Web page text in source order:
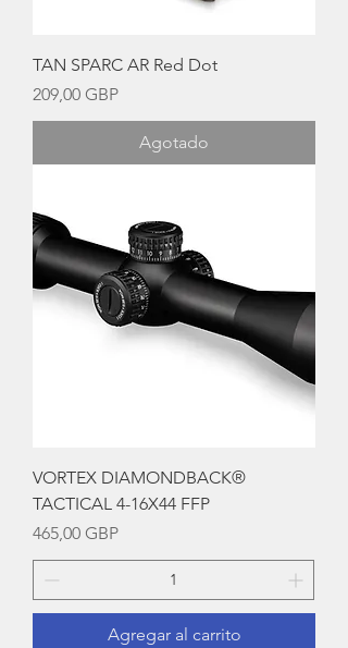
TAN SPARC AR Red Dot
Precio
209,00 GBP
Agotado
VORTEX DIAMONDBACK®
TACTICAL 4-16X44 FFP
Precio
465,00 GBP
Agregar al carrito